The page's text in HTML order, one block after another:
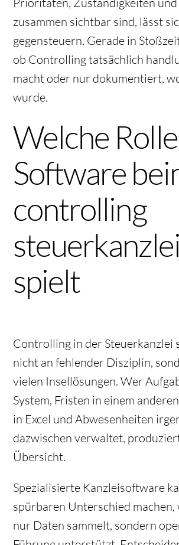
zusammen sichtbar sind, lässt
gegensteuern. Gerade in
ob Controlling tatsächlich
macht oder nur dokumentiert,
wurde.
Welche Rolle
Software
controlling
steuerkanzlei
spielt
Controlling in der Steuerkanzlei
nicht an fehlender Disziplin,
vielen Insellösungen. Wer
System, Fristen in einem
in Excel und Abwesenheiten
dazwischen verwaltet,
Übersicht.
Spezialisierte Kanzleisoftware
spürbaren Unterschied machen,
nur Daten sammelt, sondern